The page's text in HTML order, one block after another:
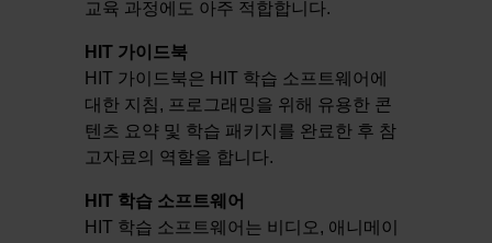
교육 과정에도 아주 적합합니다.
HIT 가이드북
HIT 가이드북은 HIT 학습 소프트웨어에
대한 지침, 프로그래밍을 위해 유용한 콘
텐츠 요약 및 학습 패키지를 완료한 후 참
고자료의 역할을 합니다.
HIT 학습 소프트웨어
HIT 학습 소프트웨어는 비디오, 애니메이